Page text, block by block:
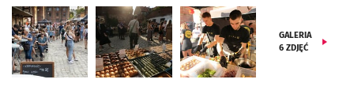
GALERIA
6 ZDJĘĆ